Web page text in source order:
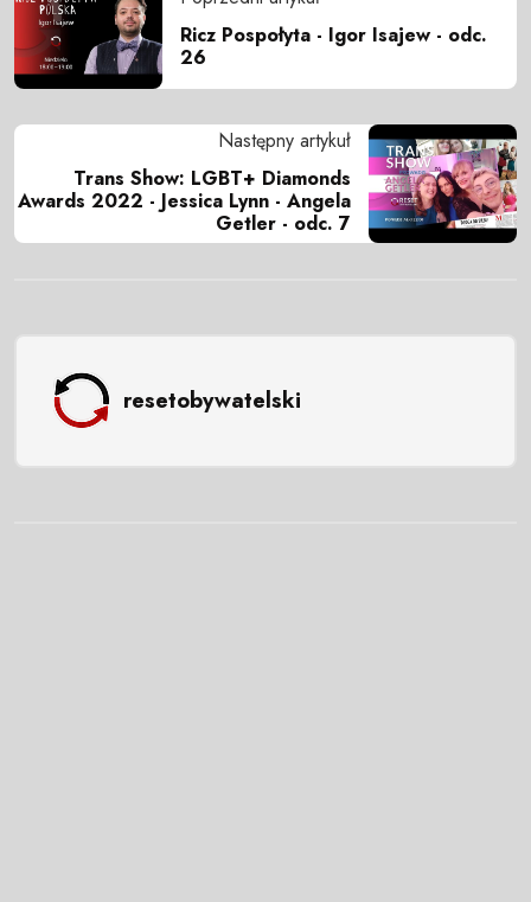
Ricz Pospołyta - Igor Isajew - odc.
26
Następny artykuł
Trans Show: LGBT+ Diamonds
Awards 2022 - Jessica Lynn - Angela
Getler - odc. 7
resetobywatelski